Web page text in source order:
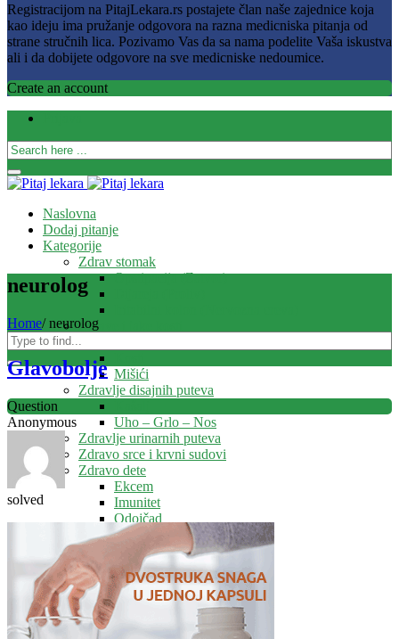
Registracijom na PitajLekara.rs postajete član naše zajednice koja
kao ideju ima pružanje odgovora na razna medicniska pitanja od
strane stručnih lica. Pozivamo Vas da sa nama podelite Vaša iskustva
ali i da dobijete odgovore na sve medicniske nedoumice.
Create an account
Naslovna
Dodaj pitanje
Kategorije
Zdrav stomak
Opstipacija (Zatvor)
Zdrave i jake kosti
Mišići
Zdravlje disajnih puteva
Uho – Grlo – Nos
Zdravlje urinarnih puteva
Zdravo srce i krvni sudovi
Zdravo dete
Ekcem
Imunitet
Odojčad
Zdravo mršavljenje
Zdravlje nervnog sistema
Vitamini i minerali
Ostalo
Blog
Kontakt
Savetovalište
neurolog
Home/ neurolog
Glavobolje
Question
Anonymous
solved